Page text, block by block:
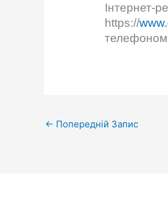
https://
телефоном
← Попередній Запис